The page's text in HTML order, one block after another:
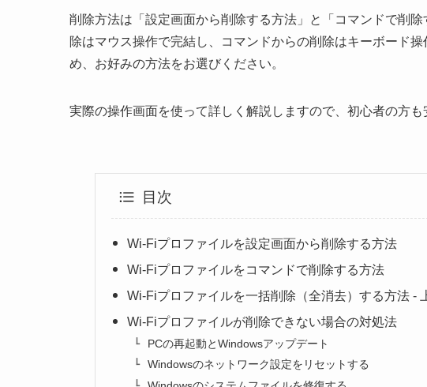
削除方法は「設定画面から削除する方法」と「コマンドで削
除はマウス操作で完結し、コマンドからの削除はキーボード
め、お好みの方法をお選びください。
実際の操作画面を使って詳しく解説しますので、初心者の方も
目次
Wi-Fiプロファイルを設定画面から削除する方法
Wi-Fiプロファイルをコマンドで削除する方法
Wi-Fiプロファイルを一括削除（全消去）する方法 -
Wi-Fiプロファイルが削除できない場合の対処法
PCの再起動とWindowsアップデート
Windowsのネットワーク設定をリセットする